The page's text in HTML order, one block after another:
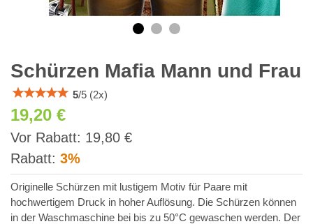
Schürzen Mafia Mann und Frau
5/5 (2x)
19,20 €
Vor Rabatt: 19,80 €inkl
Rabatt: 3%
Originelle Schürzen mit lustigem Motiv für Paare mit
hochwertigem Druck in hoher Auflösung. Die Schürzen können
in der Waschmaschine bei bis zu 50°C gewaschen werden. Der